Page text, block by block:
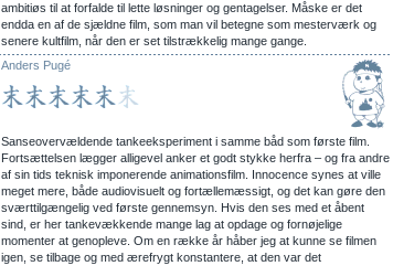
ambitiøs til at forfalde til lette løsninger og gentagelser. Måske er det
endda en af de sjældne film, som man vil betegne som mesterværk og
senere kultfilm, når den er set tilstrækkelig mange gange.
Anders Pugé
Sanseovervældende tankeeksperiment i samme båd som første film.
Fortsættelsen lægger alligevel anker et godt stykke herfra – og fra andre
af sin tids teknisk imponerende animationsfilm. Innocence synes at ville
meget mere, både audiovisuelt og fortællemæssigt, og det kan gøre den
sværttilgængelig ved første gennemsyn. Hvis den ses med et åbent
sind, er her tankevækkende mange lag at opdage og fornøjelige
momenter at genopleve. Om en række år håber jeg at kunne se filmen
igen, se tilbage og med ærefrygt konstantere, at den var det